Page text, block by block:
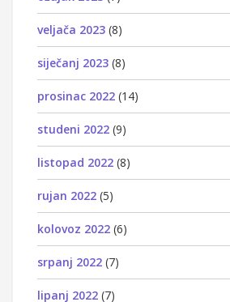
veljača 2023 (8)
siječanj 2023 (8)
prosinac 2022 (14)
studeni 2022 (9)
listopad 2022 (8)
rujan 2022 (5)
kolovoz 2022 (6)
srpanj 2022 (7)
lipanj 2022 (7)